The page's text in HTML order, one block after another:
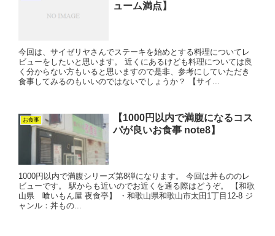
ューム満点】
今回は、サイゼリヤさんでステーキを始めとする料理についてレ
ビューをしたいと思います。 近くにあるけども料理については良
く分からない方もいると思いますので是非、参考にしていただき
食事してみるのもいいのではないでしょうか？ 【サイ...
お食事
【1000円以内で満腹になるコス
パが良いお食事 note8】
1000円以内で満腹シリーズ第8弾になります。 今回は丼もののレ
ビューです。 駅からも近いのでお近くを通る際はどうぞ。 【和歌
山県 喰いもん屋 夜食亭】 ・和歌山県和歌山市太田1丁目12-8 ジ
ャンル：丼もの...